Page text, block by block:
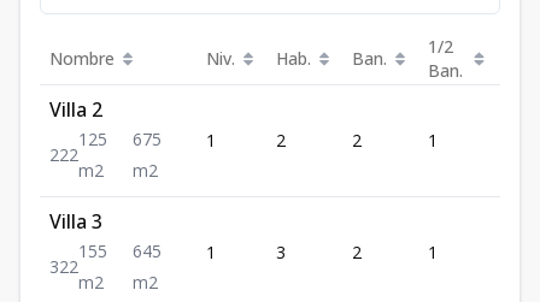
Nombre Niv. Hab. Ban.
1/2
Ban.
Villa 2
222
125
m2
675
m2
1 2 2 1
Villa 3
322
155
m2
645
m2
1 3 2 1